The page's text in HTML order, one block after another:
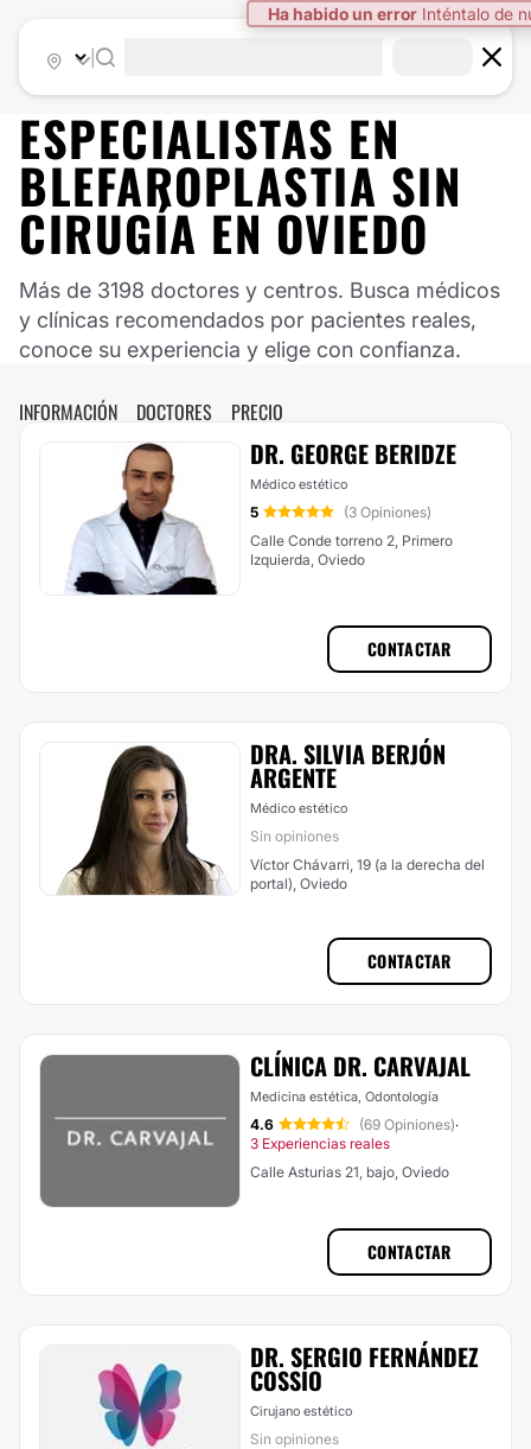
Ha habido un error Inténtalo de
ESPECIALISTAS EN
BLEFAROPLASTIA SIN
CIRUGÍA EN OVIEDO
Más de 3198 doctores y centros. Busca médicos
y clínicas recomendados por pacientes reales,
conoce su experiencia y elige con confianza.
INFORMACIÓN DOCTORES PRECIO
DR. GEORGE BERIDZE
Médico estético
5
(3 Opiniones)
Calle Conde torreno 2, Primero
Izquierda, Oviedo
CONTACTAR
DRA. SILVIA BERJÓN
ARGENTE
Médico estético
Sin opiniones
Víctor Chávarri, 19 (a la derecha del
portal), Oviedo
CONTACTAR
CLÍNICA DR. CARVAJAL
Medicina estética, Odontología
4.6 (69 Opiniones)·
3 Experiencias reales
Calle Asturias 21, bajo, Oviedo
CONTACTAR
DR. SERGIO FERNÁNDEZ
COSSÍ­O
Cirujano estético
Sin opiniones